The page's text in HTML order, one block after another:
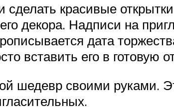
красивые
декора. Надписи на
дата
вставить его в готовую
шедевр своими руками.